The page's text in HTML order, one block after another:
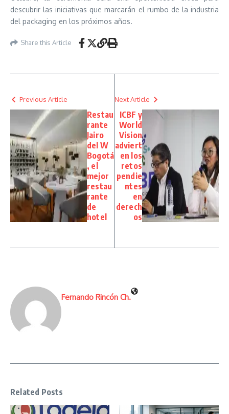
descubrir las iniciativas que marcarán el rumbo de la industria
del packaging en los próximos años.
Share this Article
Previous Article
Restau
rante
Jairo
del W
Bogotá
, el
mejor
restau
rante
de
hotel
Next Article
ICBF y
World
Vision
adviert
en los
retos
pendie
ntes
en
derech
os
Fernando Rincón Ch.
Related Posts